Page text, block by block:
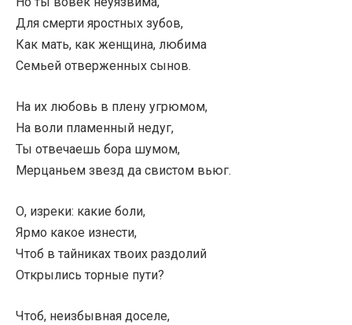
Для смерти яростных зубов,
Как мать, как женщина, любима
Семьей отверженных сынов.
На их любовь в плену угрюмом,
На воли пламенный недуг,
Ты отвечаешь бора шумом,
Мерцаньем звезд да свистом вьюг.
О, изреки: какие боли,
Ярмо какое изнести,
Чтоб в тайниках твоих раздолий
Открылись торные пути?
Чтоб, неизбывная доселе,